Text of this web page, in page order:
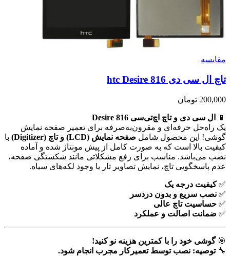
مقايسه
تاچ ال سی دی htc Desire 816
200,000 تومان
📱
ال سی دی و تاچ اچ‌تی‌سی Desire 816
یک راه‌حل حرفه‌ای و مقرون‌به‌صرفه برای تعمیر صفحه نمایش
گوشی! این محصول شامل صفحه نمایش (LCD) و تاچ (Digitizer)
با
کیفیت بالا است که به صورت کامل از پیش مونتاژ شده و آماده
نصب می‌باشد. مناسب برای رفع مشکلاتی مانند شکستگی صفحه،
عدم پاسخگویی تاچ، نمایش تصاویر تار یا وجود لکه‌های سیاه.
✅کیفیت درجه یک
✅ نصب سریع و بدون دردسر
✅ حساسیت تاچ عالی
✅ ضمانت اصالت و عملکرد
🎯گوشی خود را با کمترین هزینه نو کنید!
🔧توصیه: نصب توسط تعمیرکار مجرب انجام شود.